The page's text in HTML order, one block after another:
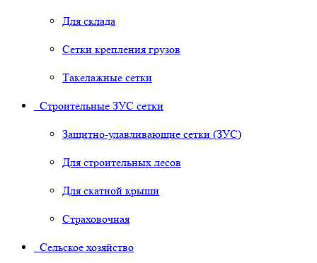
Для склада
Сетки крепления грузов
Такелажные сетки
Строительные ЗУС сетки
Защитно-улавливающие сетки (ЗУС)
Для строительных лесов
Для скатной крыши
Страховочная
Сельское хозяйство